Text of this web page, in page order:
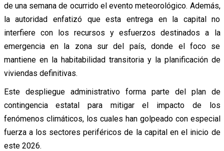
de una semana de ocurrido el evento meteorológico. Además,
la autoridad enfatizó que esta entrega en la capital no
interfiere con los recursos y esfuerzos destinados a la
emergencia en la zona sur del país, donde el foco se
mantiene en la habitabilidad transitoria y la planificación de
viviendas definitivas.
Este despliegue administrativo forma parte del plan de
contingencia estatal para mitigar el impacto de los
fenómenos climáticos, los cuales han golpeado con especial
fuerza a los sectores periféricos de la capital en el inicio de
este 2026.